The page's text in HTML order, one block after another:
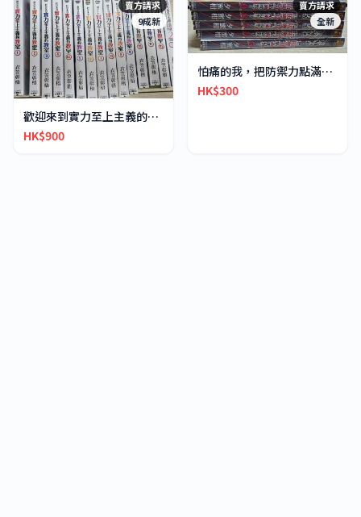
賣方請求
9成新
歡迎來到實力至上主義的教室
HK$900
賣方請求
全新
怕痛的我，把防禦力點滿就對了
HK$300